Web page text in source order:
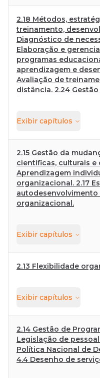
2.18 Métodos,
treinamento,
Diagnóstico de
Elaboração e
programas
aprendizagem e
Avaliação de
distância. 2.24
Exibir capítulos
2.15 Gestão da
científicas, culturais e
Aprendizagem
organizacional. 2.17
organizacional.
Exibir capítulos
2.13 Flexibilidade
Exibir capítulos
2.14 Gestão de
Legislação de
Política Nacional de
4.4 Desenho de